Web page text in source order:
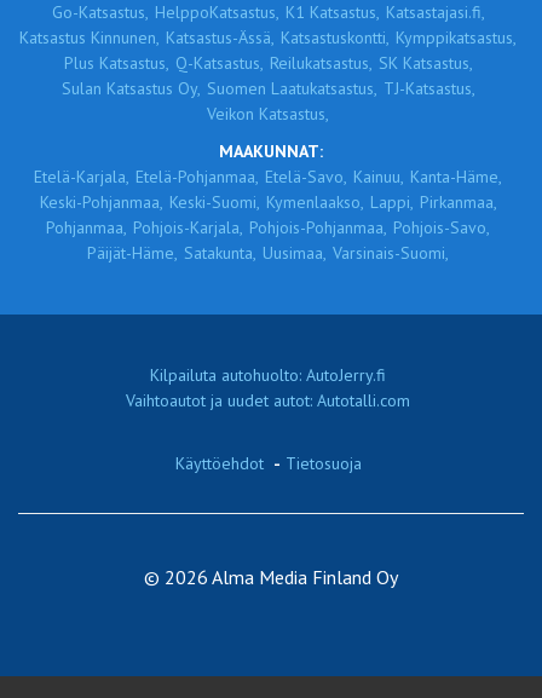
Go-Katsastus, HelppoKatsastus, K1 Katsastus, Katsastajasi.fi,
Katsastus Kinnunen, Katsastus-Ässä, Katsastuskontti, Kymppikatsastus,
Plus Katsastus, Q-Katsastus, Reilukatsastus, SK Katsastus,
Sulan Katsastus Oy, Suomen Laatukatsastus, TJ-Katsastus,
Veikon Katsastus,
MAAKUNNAT:
Etelä-Karjala, Etelä-Pohjanmaa, Etelä-Savo, Kainuu, Kanta-Häme,
Keski-Pohjanmaa, Keski-Suomi, Kymenlaakso, Lappi, Pirkanmaa,
Pohjanmaa, Pohjois-Karjala, Pohjois-Pohjanmaa, Pohjois-Savo,
Päijät-Häme, Satakunta, Uusimaa, Varsinais-Suomi,
Kilpailuta autohuolto: AutoJerry.fi
Vaihtoautot ja uudet autot: Autotalli.com
Käyttöehdot - Tietosuoja
© 2026 Alma Media Finland Oy